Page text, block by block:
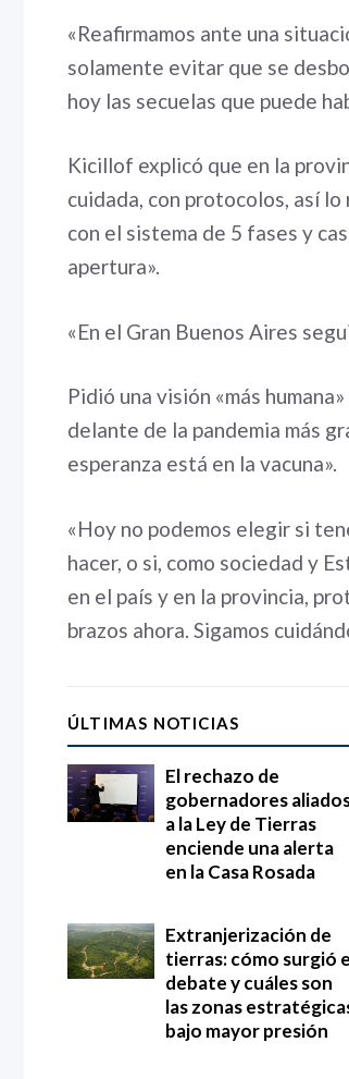
«Reafirmamos ante una
solamente evitar que se
hoy las secuelas que puede
Kicillof explicó que en la
cuidada, con protocolos, así
con el sistema de 5 fases y
apertura».
«En el Gran Buenos Aires
Pidió una visión «más
delante de la pandemia más
esperanza está en la vacuna».
«Hoy no podemos elegir si
hacer, o si, como sociedad y
en el país y en la provincia,
brazos ahora. Sigamos
ÚLTIMAS NOTICIAS
El rechazo de
gobernadores
a la Ley de Tierras
enciende una alerta
en la Casa Rosada
Extranjerización de
tierras: cómo surgió
debate y cuáles son
las zonas
bajo mayor presión